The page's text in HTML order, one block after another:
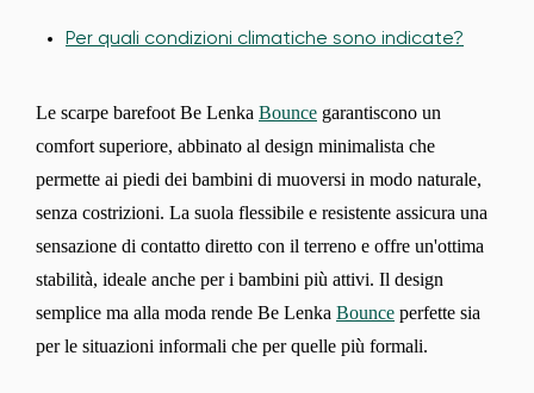
Per quali condizioni climatiche sono indicate?
Le scarpe barefoot Be Lenka Bounce garantiscono un
comfort superiore, abbinato al design minimalista che
permette ai piedi dei bambini di muoversi in modo naturale,
senza costrizioni. La suola flessibile e resistente assicura una
sensazione di contatto diretto con il terreno e offre un'ottima
stabilità, ideale anche per i bambini più attivi. Il design
semplice ma alla moda rende Be Lenka Bounce perfette sia
per le situazioni informali che per quelle più formali.